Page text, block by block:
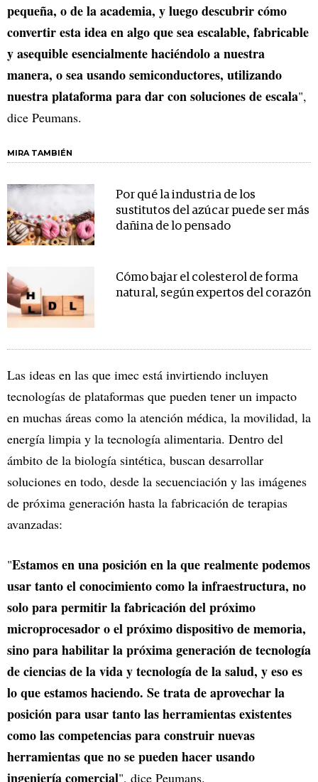
pequeña, o de la academia, y luego descubrir cómo
convertir esta idea en algo que sea escalable, fabricable
y asequible esencialmente haciéndolo a nuestra
manera, o sea usando semiconductores, utilizando
nuestra plataforma para dar con soluciones de escala",
dice Peumans.
MIRA TAMBIÉN
Por qué la industria de los
sustitutos del azúcar puede ser más
dañina de lo pensado
Cómo bajar el colesterol de forma
natural, según expertos del corazón
Las ideas en las que imec está invirtiendo incluyen
tecnologías de plataformas que pueden tener un impacto
en muchas áreas como la atención médica, la movilidad, la
energía limpia y la tecnología alimentaria. Dentro del
ámbito de la biología sintética, buscan desarrollar
soluciones en todo, desde la secuenciación y las imágenes
de próxima generación hasta la fabricación de terapias
avanzadas:
"Estamos en una posición en la que realmente podemos
usar tanto el conocimiento como la infraestructura, no
solo para permitir la fabricación del próximo
microprocesador o el próximo dispositivo de memoria,
sino para habilitar la próxima generación de tecnología
de ciencias de la vida y tecnología de la salud, y eso es
lo que estamos haciendo. Se trata de aprovechar la
posición para usar tanto las herramientas existentes
como las competencias para construir nuevas
herramientas que no se pueden hacer usando
ingeniería comercial", dice Peumans.